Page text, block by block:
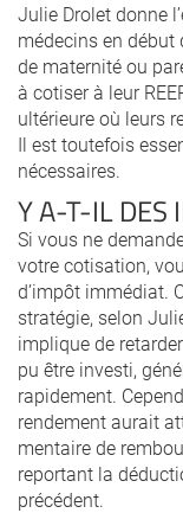
Julie Drolet donne
médecins en début
de maternité ou
à cotiser à leur
ultérieure où leurs
Il est toutefois
nécessaires.
Y A-T-IL DES
Si vous ne
votre cotisation,
d’impôt immédiat.
stratégie, selon
implique de
pu être investi,
rapidement.
rendement aurait
mentaire de
reportant la
précédent.